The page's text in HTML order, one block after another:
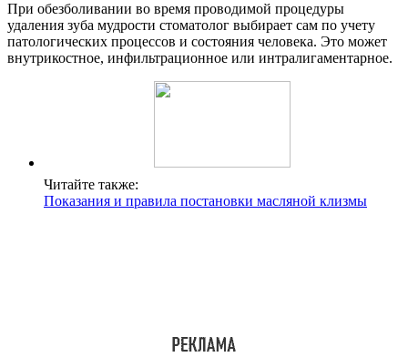
При обезболивании во время проводимой процедуры
удаления зуба мудрости стоматолог выбирает сам по учету
патологических процессов и состояния человека. Это может
внутрикостное, инфильтрационное или интралигаментарное.
Читайте также:
Показания и правила постановки масляной клизмы